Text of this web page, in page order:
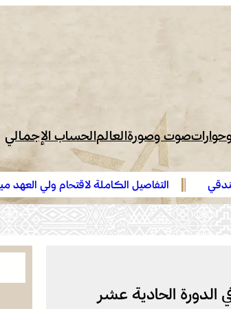
وحواراتصوت وصورةالعالمالحساب الإجمالي
التفاصيل الكاملة لاقتحام ولي العهد مياه سبتة
الهدهد !
الحادية عشر
وجدة
للحدود